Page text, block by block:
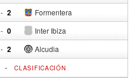
- Formentera
2
- Inter Ibiza
0
- Alcudia
2
-CLASIFICACIÓN